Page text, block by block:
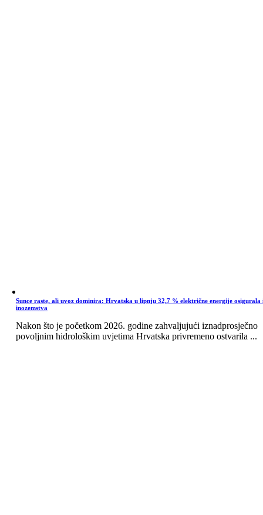
Sunce raste, ali uvoz dominira: Hrvatska u lipnju 32,7 % električne energije osigurala
inozemstva
Nakon što je početkom 2026. godine zahvaljujući iznadprosječno
povoljnim hidrološkim uvjetima Hrvatska privremeno ostvarila ...